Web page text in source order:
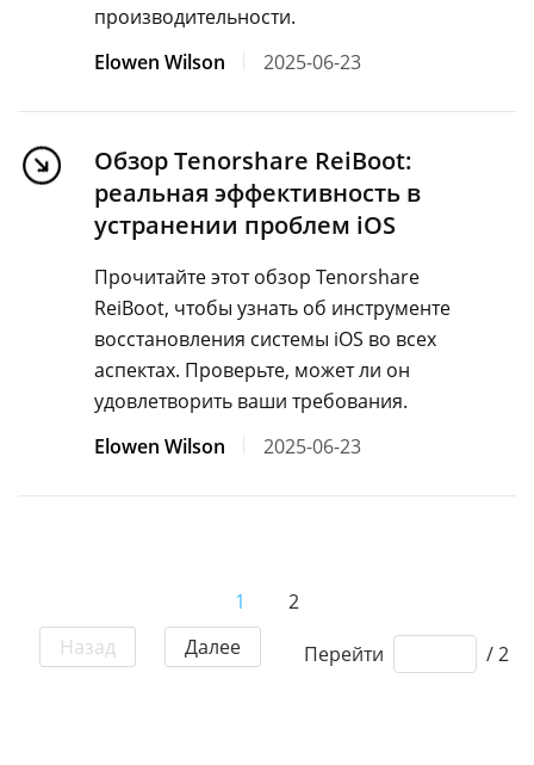
производительности.
Elowen Wilson
2025-06-23
Обзор Tenorshare ReiBoot:
реальная эффективность в
устранении проблем iOS
Прочитайте этот обзор Tenorshare
ReiBoot, чтобы узнать об инструменте
восстановления системы iOS во всех
аспектах. Проверьте, может ли он
удовлетворить ваши требования.
Elowen Wilson
2025-06-23
Назад
1
2
Далее
Перейти / 2